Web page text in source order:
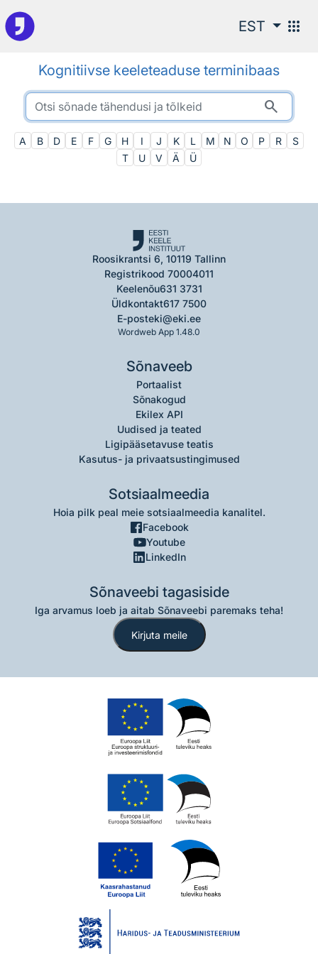
Otsingu juurde
EST apps
Kognitiivse keeleteaduse terminibaas
search
A B D E F G H I J K L M N O P R
S
T
U V Ä Ü
Roosikrantsi 6, 10119 Tallinn
Registrikood 70004011
Keelenõu631 3731
Üldkontakt617 7500
E-posteki@eki.ee
Wordweb App 1.48.0
Sõnaveeb
Portaalist
Sõnakogud
Ekilex API
Uudised ja teated
Ligipääsetavuse teatis
Kasutus- ja privaatsustingimused
Sotsiaalmeedia
Hoia pilk peal meie sotsiaalmeedia kanalitel.
Facebook
Youtube
LinkedIn
Sõnaveebi tagasiside
Iga arvamus loeb ja aitab Sõnaveebi paremaks teha!
Kirjuta meile